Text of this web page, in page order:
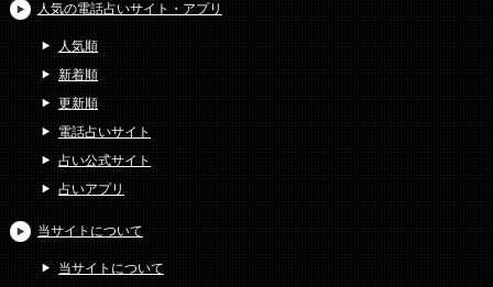
人気の電話占いサイト・アプリ
人気順
新着順
更新順
電話占いサイト
占い公式サイト
占いアプリ
当サイトについて
当サイトについて